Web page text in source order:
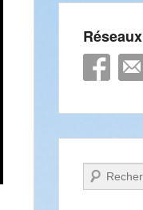
Réseaux
Recherche